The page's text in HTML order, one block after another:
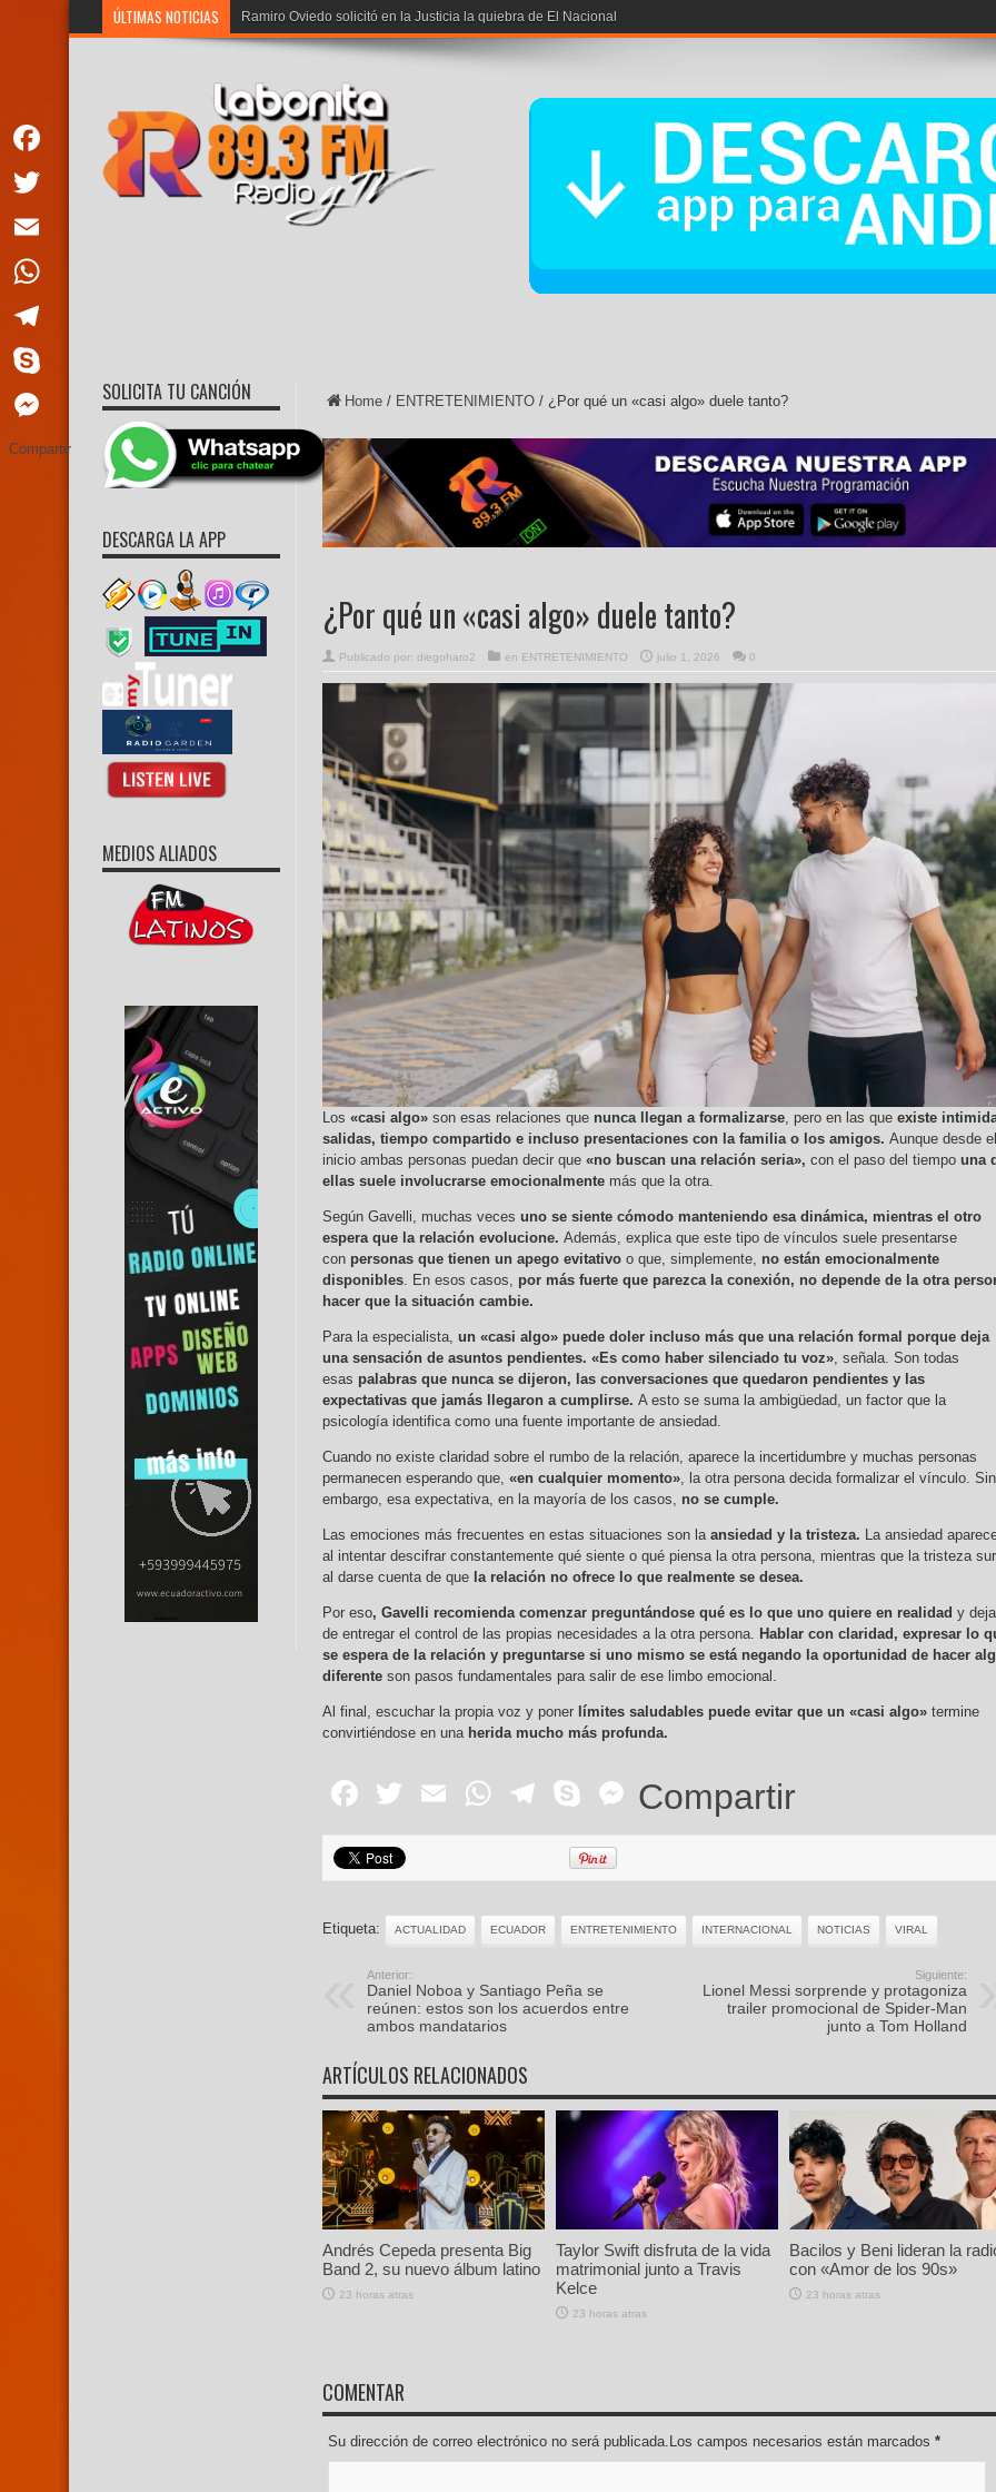
ÚLTIMAS NOTICIAS Ramiro Oviedo solicitó en la Justicia la quiebra de El Nacional
Home / ENTRETENIMIENTO / ¿Por qué un «casi algo» duele tanto?
¿Por qué un «casi algo» duele tanto?
Publicado por: diegoharo2 en ENTRETENIMIENTO julio 1, 2026 0
Los «casi algo» son esas relaciones que nunca llegan a formalizarse, pero en las que existe
salidas, tiempo compartido e incluso presentaciones con la familia o los amigos. Aunque desde el
inicio ambas personas puedan decir que «no buscan una relación seria», con el paso del tiempo una
ellas suele involucrarse emocionalmente más que la otra.
Según Gavelli, muchas veces uno se siente cómodo manteniendo esa dinámica, mientras el otro
espera que la relación evolucione. Además, explica que este tipo de vínculos suele presentarse
con personas que tienen un apego evitativo o que, simplemente, no están emocionalmente
disponibles. En esos casos, por más fuerte que parezca la conexión, no depende de la otra
hacer que la situación cambie.
Para la especialista, un «casi algo» puede doler incluso más que una relación formal porque deja
una sensación de asuntos pendientes. «Es como haber silenciado tu voz», señala. Son todas
esas palabras que nunca se dijeron, las conversaciones que quedaron pendientes y las
expectativas que jamás llegaron a cumplirse. A esto se suma la ambigüedad, un factor que la
psicología identifica como una fuente importante de ansiedad.
Cuando no existe claridad sobre el rumbo de la relación, aparece la incertidumbre y muchas personas
permanecen esperando que, «en cualquier momento», la otra persona decida formalizar el vínculo. Sin
embargo, esa expectativa, en la mayoría de los casos, no se cumple.
Las emociones más frecuentes en estas situaciones son la ansiedad y la tristeza. La ansiedad
al intentar descifrar constantemente qué siente o qué piensa la otra persona, mientras que la tristeza
al darse cuenta de que la relación no ofrece lo que realmente se desea.
Por eso, Gavelli recomienda comenzar preguntándose qué es lo que uno quiere en realidad y
de entregar el control de las propias necesidades a la otra persona. Hablar con claridad, expresar lo
se espera de la relación y preguntarse si uno mismo se está negando la oportunidad de hacer
diferente son pasos fundamentales para salir de ese limbo emocional.
Al final, escuchar la propia voz y poner límites saludables puede evitar que un «casi algo» termine
convirtiéndose en unaherida mucho más profunda.
Facebook
Twitter
EmailWhatsApp
Telegram
SkypeMessenger
Compartir
Etiqueta: ACTUALIDAD ECUADOR ENTRETENIMIENTO INTERNACIONAL NOTICIAS VIRAL
Anterior:
Daniel Noboa y Santiago Peña se
reúnen: estos son los acuerdos entre
ambos mandatarios
Siguiente:
Lionel Messi sorprende y protagoniza
trailer promocional de Spider-Man
junto a Tom Holland
ARTÍCULOS RELACIONADOS
Andrés Cepeda presenta Big
Band 2, su nuevo álbum latino
23 horas atras
Taylor Swift disfruta de la vida
matrimonial junto a Travis
Kelce
23 horas atras
Bacilos y Beni lideran la
con «Amor de los 90s»
23 horas atras
COMENTAR
Su dirección de correo electrónico no será publicada.Los campos necesarios están marcados *
SOLICITA TU CANCIÓN
DESCARGA LA APP
MEDIOS ALIADOS
Facebook
Twitter
Email
WhatsApp
Telegram
Skype
Messenger
Compartir